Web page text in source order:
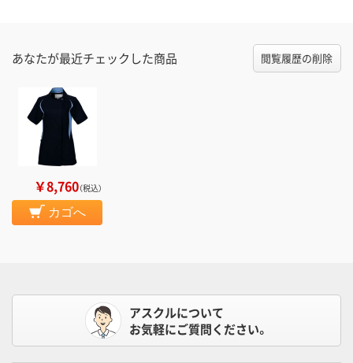
あなたが最近チェックした商品 閲覧履歴の削除
￥8,760（税込）
カゴへ
アスクルについて
お気軽にご質問ください。